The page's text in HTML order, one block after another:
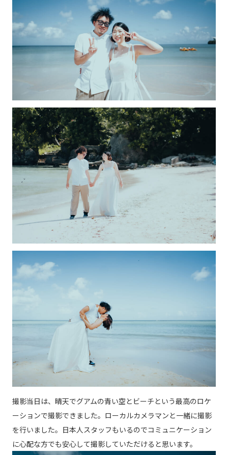
撮影当日は、晴天でグアムの青い空とビーチという最高のロケ
ーションで撮影できました。ローカルカメラマンと一緒に撮影
を行いました。日本人スタッフもいるのでコミュニケーション
に心配な方でも安心して撮影していただけると思います。